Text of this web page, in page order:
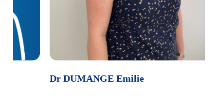
Dr DUMANGE Emilie